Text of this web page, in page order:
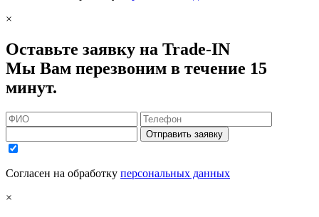
×
Оставьте заявку на Trade-IN
Мы Вам перезвоним в течение 15
минут.
Отправить заявку
Согласен на обработку персональных данных
×